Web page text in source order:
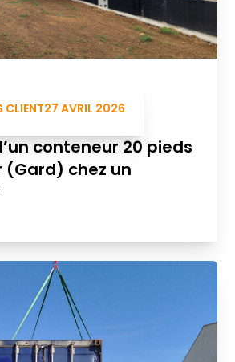
CLIENT27 AVRIL 2026
conteneur 20 pieds
(Gard) chez un